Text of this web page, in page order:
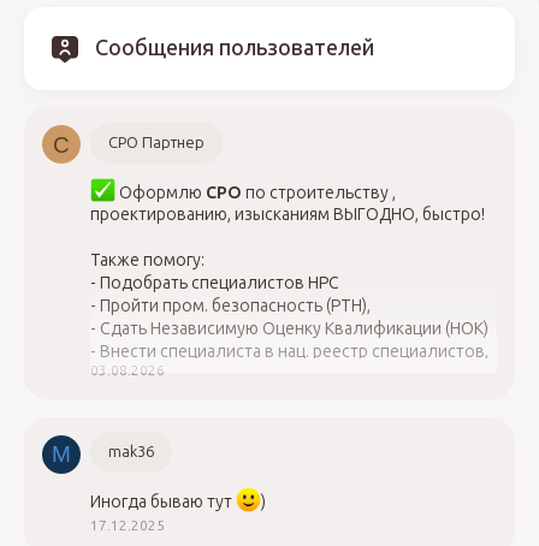
Сообщения пользователей
С СРО Партнер
Оформлю СРО по строительству ,
проектированию, изысканиям ВЫГОДНО, быстро!
Также помогу:
- Подобрать специалистов НРС
- Пройти пром. безопасность (РТН),
- Сдать Независимую Оценку Квалификации (НОК)
- Внести специалиста в нац. реестр специалистов,
НОСТРОЙ, НОПРИЗ,
- Повысить квалификацию, ОТ и ТБ
Обращайтесь, 8-923-775-07-97
03.08.2026
M mak36
Иногда бываю тут )
17.12.2025